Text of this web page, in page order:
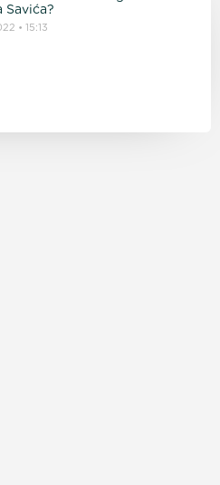
Savića?
15:13